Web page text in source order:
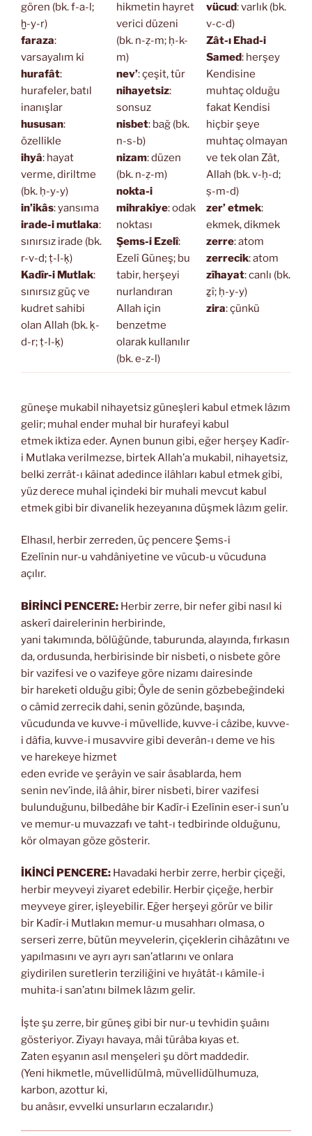
gören (bk. f-a-l;
ḫ-y-r)
faraza:
varsayalım ki
hurafât:
hurafeler, batıl
inanışlar
hususan:
özellikle
ihyâ: hayat
verme, diriltme
(bk. ḥ-y-y)
in’ikâs: yansıma
irade-i mutlaka:
sınırsız irade (bk.
r-v-d; ṭ-l-ḳ)
Kadîr-i Mutlak:
sınırsız güç ve
kudret sahibi
olan Allah (bk. ḳ-
d-r; ṭ-l-ḳ)
hikmetin hayret
verici düzeni
(bk. n-ẓ-m; ḥ-k-
m)
nev’: çeşit, tür
nihayetsiz:
sonsuz
nisbet: bağ (bk.
n-s-b)
nizam: düzen
(bk. n-ẓ-m)
nokta-i
mihrakiye: odak
noktası
Şems-i Ezelî:
Ezelî Güneş; bu
tabir, herşeyi
nurlandıran
Allah için
benzetme
olarak kullanılır
(bk. e-z-l)
vücud: varlık (bk.
v-c-d)
Zât-ı Ehad-i
Samed: herşey
Kendisine
muhtaç olduğu
fakat Kendisi
hiçbir şeye
muhtaç olmayan
ve tek olan Zât,
Allah (bk. v-ḥ-d;
ṣ-m-d)
zer’ etmek:
ekmek, dikmek
zerre: atom
zerrecik: atom
zîhayat: canlı (bk.
ẕî; ḥ-y-y)
zira: çünkü
güneşe mukabil nihayetsiz güneşleri kabul etmek lâzım
gelir; muhal ender muhal bir hurafeyi kabul
etmek iktiza eder. Aynen bunun gibi, eğer herşey Kadîr-
i Mutlaka verilmezse, birtek Allah’a mukabil, nihayetsiz,
belki zerrât-ı kâinat adedince ilâhları kabul etmek gibi,
yüz derece muhal içindeki bir muhali mevcut kabul
etmek gibi bir divanelik hezeyanına düşmek lâzım gelir.
Elhasıl, herbir zerreden, üç pencere Şems-i
Ezelînin nur-u vahdâniyetine ve vücub-u vücuduna
açılır.
BİRİNCİ PENCERE: Herbir zerre, bir nefer gibi nasıl ki
askerî dairelerinin herbirinde,
yani takımında, bölüğünde, taburunda, alayında, fırkasın
da, ordusunda, herbirisinde bir nisbeti, o nisbete göre
bir vazifesi ve o vazifeye göre nizamı dairesinde
bir hareketi olduğu gibi; Öyle de senin gözbebeğindeki
o câmid zerrecik dahi, senin gözünde, başında,
vücudunda ve kuvve-i müvellide, kuvve-i câzibe, kuvve-
i dâfia, kuvve-i musavvire gibi deverân-ı deme ve his
ve harekeye hizmet
eden evride ve şerâyin ve sair âsablarda, hem
senin nev’inde, ilâ âhir, birer nisbeti, birer vazifesi
bulunduğunu, bilbedâhe bir Kadîr-i Ezelînin eser-i sun’u
ve memur-u muvazzafı ve taht-ı tedbirinde olduğunu,
kör olmayan göze gösterir.
İKİNCİ PENCERE: Havadaki herbir zerre, herbir çiçeği,
herbir meyveyi ziyaret edebilir. Herbir çiçeğe, herbir
meyveye girer, işleyebilir. Eğer herşeyi görür ve bilir
bir Kadîr-i Mutlakın memur-u musahharı olmasa, o
serseri zerre, bütün meyvelerin, çiçeklerin cihâzâtını ve
yapılmasını ve ayrı ayrı san’atlarını ve onlara
giydirilen suretlerin terziliğini ve hıyâtât-ı kâmile-i
muhita-i san’atını bilmek lâzım gelir.
İşte şu zerre, bir güneş gibi bir nur-u tevhidin şuâını
gösteriyor. Ziyayı havaya, mâi türâba kıyas et.
Zaten eşyanın asıl menşeleri şu dört maddedir.
(Yeni hikmetle, müvellidülmâ, müvellidülhumuza,
karbon, azottur ki,
bu anâsır, evvelki unsurların eczalarıdır.)